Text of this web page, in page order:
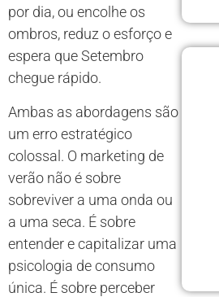
por dia, ou encolhe os
ombros, reduz o esforço e
espera que Setembro
chegue rápido.
Ambas as abordagens são
um erro estratégico
colossal. O marketing de
verão não é sobre
sobreviver a uma onda ou
a uma seca. É sobre
entender e capitalizar uma
psicologia de consumo
única. É sobre perceber